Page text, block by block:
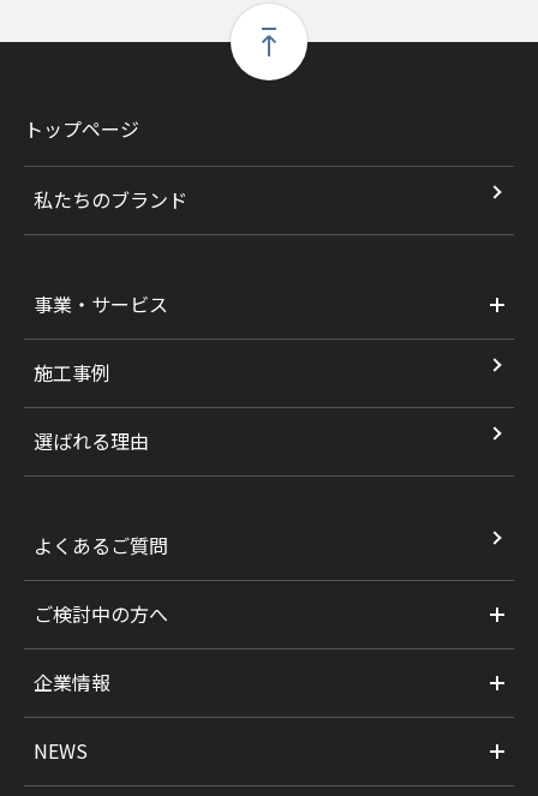
トップページ
私たちのブランド
事業・サービス
施工事例
選ばれる理由
よくあるご質問
ご検討中の方へ
企業情報
NEWS